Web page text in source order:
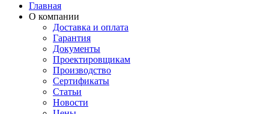
Главная
О компании
Доставка и оплата
Гарантия
Документы
Проектировщикам
Производство
Сертификаты
Статьи
Новости